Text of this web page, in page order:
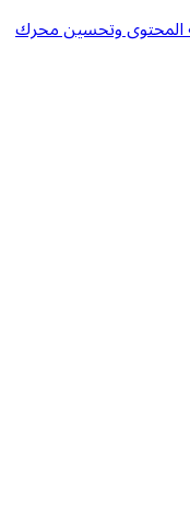
المحتوى وتحسين محرك